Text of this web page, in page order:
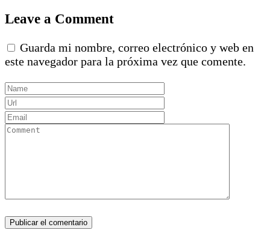
Leave a Comment
Guarda mi nombre, correo electrónico y web en
este navegador para la próxima vez que comente.